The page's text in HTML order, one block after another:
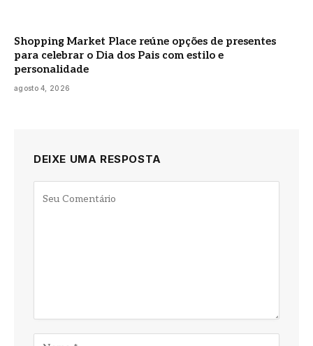
Shopping Market Place reúne opções de presentes
para celebrar o Dia dos Pais com estilo e
personalidade
agosto 4, 2026
DEIXE UMA RESPOSTA